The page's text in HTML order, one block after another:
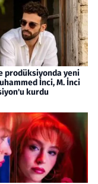
prodüksiyonda yeni
İnci, M. İnci
kurdu